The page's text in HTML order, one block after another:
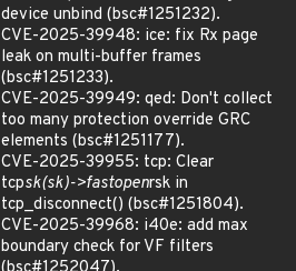
device unbind (bsc#1251232).
CVE-2025-39948: ice: fix Rx page
leak on multi-buffer frames
(bsc#1251233).
CVE-2025-39949: qed: Don't collect
too many protection override GRC
elements (bsc#1251177).
CVE-2025-39955: tcp: Clear
tcpsk(sk)->fastopenrsk in
tcp_disconnect() (bsc#1251804).
CVE-2025-39968: i40e: add max
boundary check for VF filters